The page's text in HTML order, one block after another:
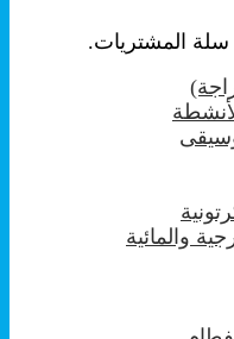
المشتريات.
والمائية